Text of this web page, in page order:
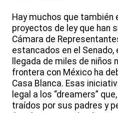
Hay muchos que
proyectos de ley que han
Cámara de
estancados en el
llegada de miles de niños
frontera con México ha
Casa Blanca. Esas
legal a los “dreamers”
traídos por sus padres y